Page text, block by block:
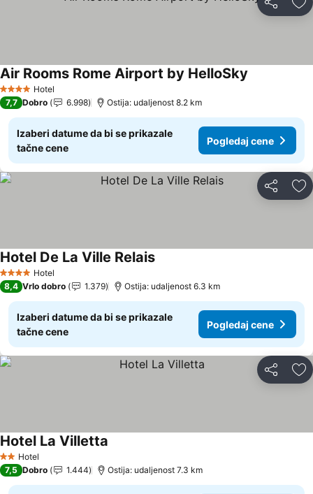
Deli
4 ZvezdiceHotel
Air Rooms Rome Airport by HelloSky
7,7 Dobro 6.998 Ostija: udaljenost 8.2 km
Izaberi datume da bi se prikazale
tačne cene
Pogledaj cene
Deli
4 ZvezdiceHotel
Hotel De La Ville Relais
8,4 Vrlo dobro 1.379 Ostija: udaljenost 6.3 km
Izaberi datume da bi se prikazale
tačne cene
Pogledaj cene
Deli
2 Zvezdice
Hotel
Hotel La Villetta
7,5 Dobro 1.444 Ostija: udaljenost 7.3 km